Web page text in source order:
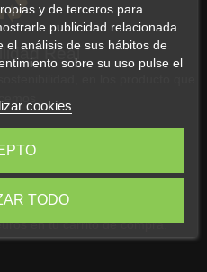
y de terceros para
publicidad relacionada
el análisis de sus hábitos de
sobre su uso pulse el
cookies
TODO
Real
en los producto que
en tu carrito de compra.